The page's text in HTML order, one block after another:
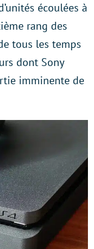
écoulées à
rang des
tous les temps
dont Sony
imminente de